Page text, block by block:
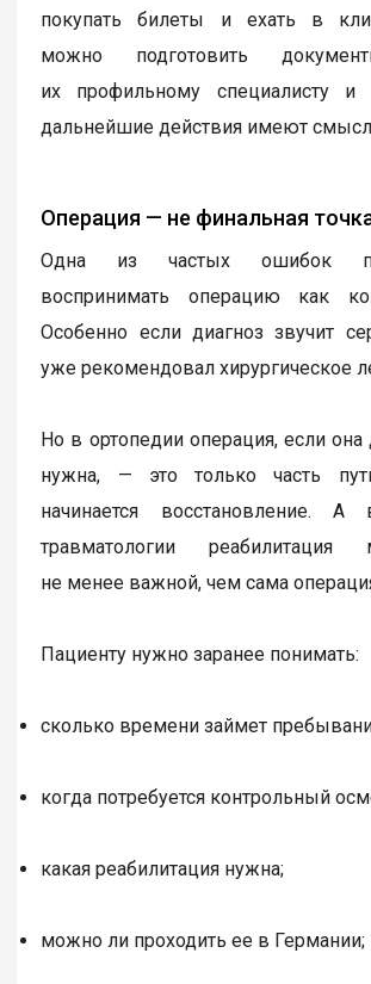
покупать билеты и ехать в
можно подготовить
их профильному специалисту и
дальнейшие действия имеют
Операция — не финальная
Одна из частых ошибок
воспринимать операцию как
Особенно если диагноз звучит
уже рекомендовал хирургическое
Но в ортопедии операция, если она
нужна, — это только часть
начинается восстановление. А
травматологии
не менее важной, чем сама
Пациенту нужно заранее понимать:
сколько времени займет
когда потребуется контрольный
какая реабилитация нужна;
можно ли проходить ее в Германии;